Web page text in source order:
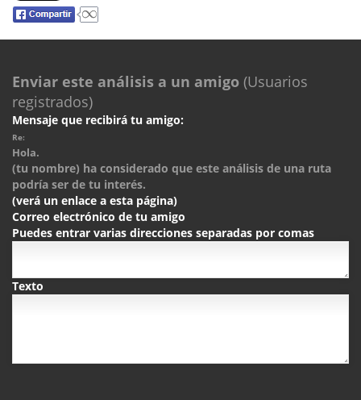
Enviar este análisis a un amigo (Usuarios
registrados)
Mensaje que recibirá tu amigo:
Re:
Hola.
(tu nombre) ha considerado que este análisis de una ruta
podría ser de tu interés.
(verá un enlace a esta página)
Correo electrónico de tu amigo
Puedes entrar varias direcciones separadas por comas
Texto